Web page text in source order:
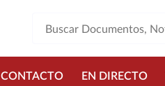
CONTACTO EN DIRECTO